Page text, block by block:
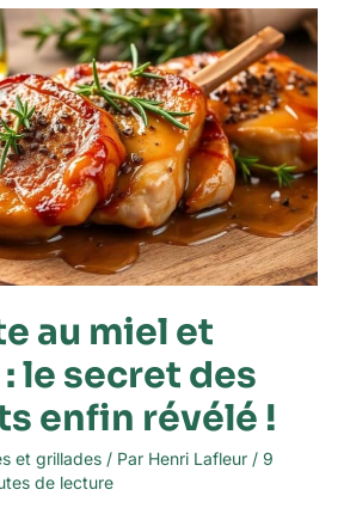
au miel et
le secret des
enfin révélé !
et grillades/ Par Henri Lafleur / 9
de lecture